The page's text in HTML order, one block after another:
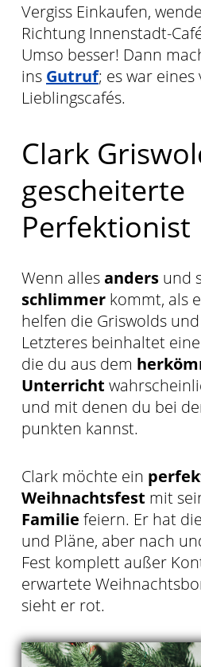
Vergiss Einkaufen,
Richtung Innenstadt-
Umso besser! Dann
ins Gutruf; es war
Lieblingscafés.
Clark
gescheiterte
Perfektionist
Wenn allesanders und
schlimmer kommt, als
helfen die Griswolds
Letzteres beinhaltet
die du aus dem
Unterricht
und mit denen du bei
punkten kannst.
Clark möchte ein
Weihnachtsfest mit
Familie feiern. Er hat
und Pläne, aber nach
Fest komplett außer
erwartete
sieht er rot.